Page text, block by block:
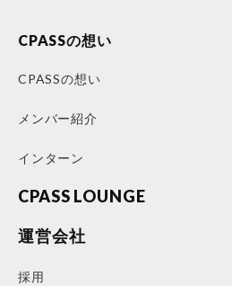
CPASSの想い
CPASSの想い
メンバー紹介
インターン
CPASS LOUNGE
運営会社
採用